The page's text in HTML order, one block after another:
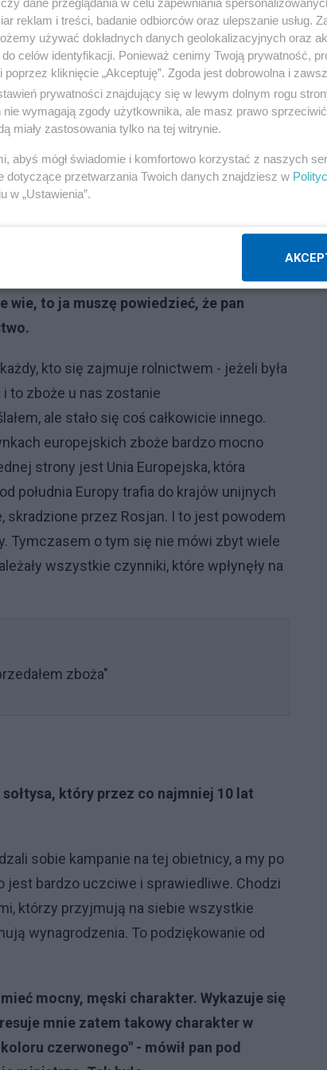
Prezydent Duda potwierdza
Kowalczyk niepotrzebnie mówił
powtórzył?
Otóż, nie sprzedałem latem zboża i
wie, to ja muszę powiedzieć, że pan
kto się zajmuje rolnictwem - jeżeli była
to zboże u nas zostanie
ale stało się coś całkowicie innego.
europejskich zboże bardzo mocno
strony jest Unia Europejska, która
południa Europy trafia do krajów unijnych
skradzione przez Rosjan. I to jest powodem
Tymczasem o tym się nie mówi zbyt wiele
wszystkie czynniki, które wpłynęły na
zboża"
który przez co najmniej 10 lat
sobie kampanie na tej obietnicy, a my po
jest bardzo uczciwe i sprawiedliwe. Chodzi
którzy przyjmują na siebie wszystkie
wynagrodzenia. To podziękowanie od
mocny, męski charakter. Wykazuje się
mnie zatem takowy charakter w
czerwonego" - mówił pan pod
reklam i treści, badanie odbiorców oraz ulepszanie usług.
używać dokładnych danych geolokalizacyjnych oraz
celów identyfikacji. Ponieważ cenimy Twoją prywatność,
kliknięcie „Akceptuję”. Zgoda jest dobrowolna i
prywatności znajdujący się w lewym dolnym rogu
wymagają zgody użytkownika, ale masz prawo
miały zastosowania tylko na tej witrynie.
abyś mógł świadomie i komfortowo korzystać z naszych
dotyczące przetwarzania Twoich danych znajdziesz w
w „Ustawienia”.